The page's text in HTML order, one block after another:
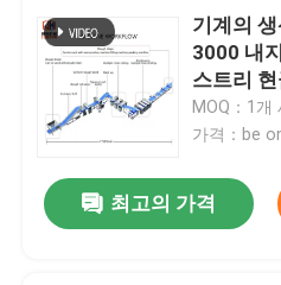
기계의
3000 내
스트리
MOQ：1개
가격：be
최고의 가격